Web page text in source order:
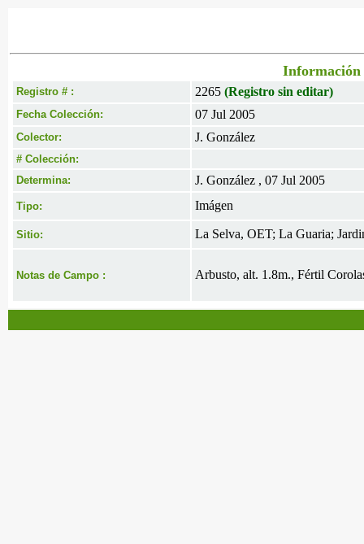
Información
Registro # : 2265 (Registro sin editar)
Fecha Colección: 07 Jul 2005
Colector: J. González
# Colección:
Determina:
J. González , 07 Jul 2005
Tipo: Imágen
Sitio: La Selva, OET; La Guaria;
Notas de Campo : Arbusto, alt. 1.8m., Fértil